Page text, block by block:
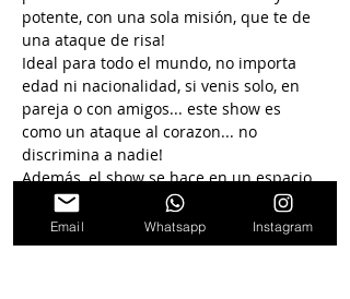
potente, con una sola misión, que te de
una ataque de risa!
Ideal para todo el mundo, no importa
edad ni nacionalidad, si venis solo, en
pareja o con amigos... este show es
como un ataque al corazon... no
discrimina a nadie!
Además, el show se hace en un espacio
Cafe Concert donde podes tomar o
comer algo mientras disfrutas del show.
Email Whatsapp Instagram